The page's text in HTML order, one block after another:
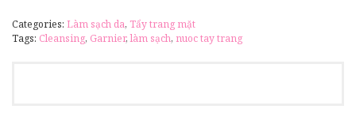
Categories: Làm sạch da, Tẩy trang mặt
Tags: Cleansing, Garnier,làm sạch, nuoc tay trang